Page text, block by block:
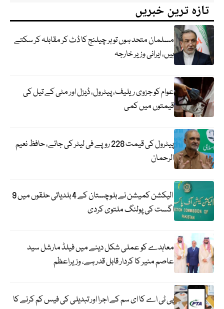
تازہ ترین خبریں
مسلمان متحد ہوں تو ہر چیلنج کا ڈٹ کر مقابلہ کر سکتے
ہیں، ایرانی وزیر خارجہ
عوام کو جزوی ریلیف، پیٹرول، ڈیزل اور مٹی کے تیل کی
قیمتوں میں کمی
پیٹرول کی قیمت 228 روپے فی لیٹر کی جائے، حافظ نعیم
الرحمان
الیکشن کمیشن نے بلوچستان کے 4 بلدیاتی حلقوں میں 9
اگست کی پولنگ ملتوی کردی
معاہدے کو عملی شکل دینے میں فیلڈ مارشل سید
عاصم منیر کا کردار قابل قدر ہے، وزیراعظم
پی ٹی اے کا ای سم کے اجرا اور تبدیلی کی فیس کم کرنے کا